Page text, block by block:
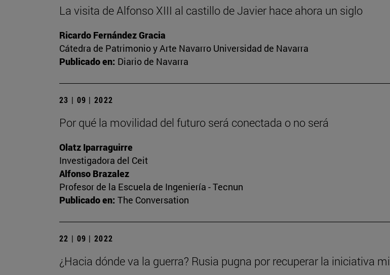
La visita de Alfonso XIII al castillo de Javier hace ahora un siglo
Ricardo Fernández Gracia
Cátedra de Patrimonio y Arte Navarro Universidad de Navarra
Publicado en: Diario de Navarra
23 | 09 | 2022
Por qué la movilidad del futuro será conectada o no será
Olatz Iparraguirre
Investigadora del Ceit
Alfonso Brazalez
Profesor de la Escuela de Ingeniería - Tecnun
Publicado en: The Conversation
22 | 09 | 2022
¿Hacia dónde va la guerra? Rusia pugna por recuperar la iniciativa